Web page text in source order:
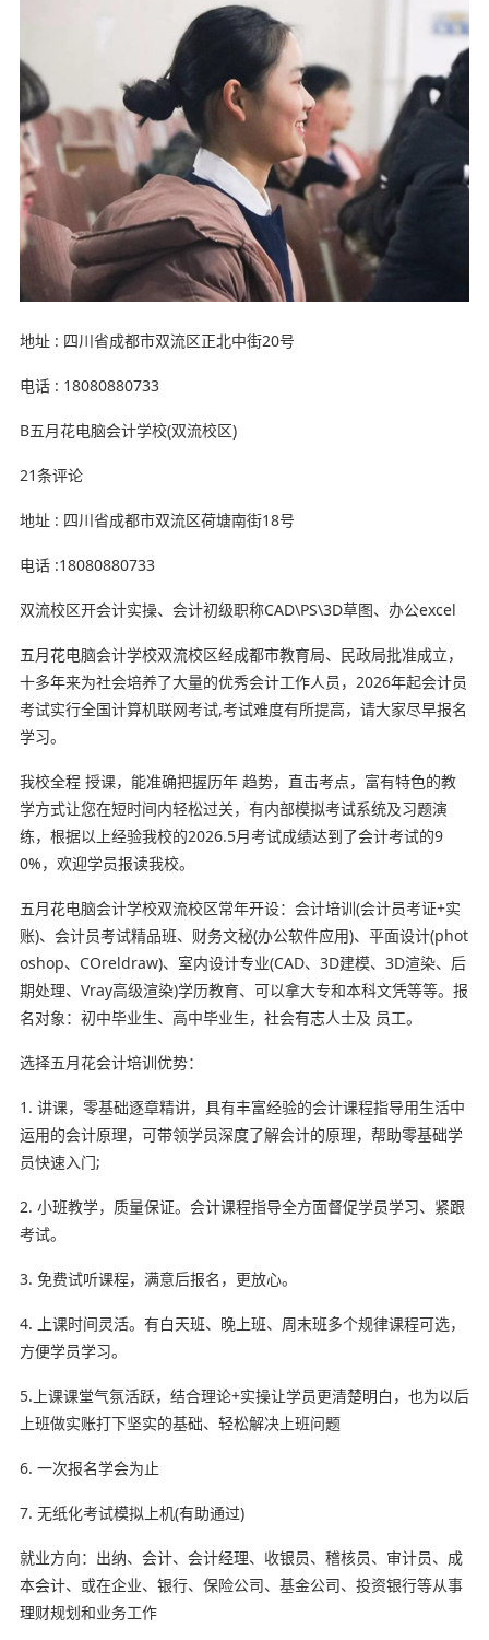
地址 : 四川省成都市双流区正北中街20号
电话 : 18080880733
B五月花电脑会计学校(双流校区)
21条评论
地址 : 四川省成都市双流区荷塘南街18号
电话 :18080880733
双流校区开会计实操、会计初级职称CAD\PS\3D草图、办公excel
五月花电脑会计学校双流校区经成都市教育局、民政局批准成立，
十多年来为社会培养了大量的优秀会计工作人员，2026年起会计员
考试实行全国计算机联网考试,考试难度有所提高，请大家尽早报名
学习。
我校全程 授课，能准确把握历年 趋势，直击考点，富有特色的教
学方式让您在短时间内轻松过关，有内部模拟考试系统及习题演
练，根据以上经验我校的2026.5月考试成绩达到了会计考试的9
0%，欢迎学员报读我校。
五月花电脑会计学校双流校区常年开设：会计培训(会计员考证+实
账)、会计员考试精品班、财务文秘(办公软件应用)、平面设计(phot
oshop、COreldraw)、室内设计专业(CAD、3D建模、3D渲染、后
期处理、Vray高级渲染)学历教育、可以拿大专和本科文凭等等。报
名对象：初中毕业生、高中毕业生，社会有志人士及 员工。
选择五月花会计培训优势：
1. 讲课，零基础逐章精讲，具有丰富经验的会计课程指导用生活中
运用的会计原理，可带领学员深度了解会计的原理，帮助零基础学
员快速入门;
2. 小班教学，质量保证。会计课程指导全方面督促学员学习、紧跟
考试。
3. 免费试听课程，满意后报名，更放心。
4. 上课时间灵活。有白天班、晚上班、周末班多个规律课程可选，
方便学员学习。
5.上课课堂气氛活跃，结合理论+实操让学员更清楚明白，也为以后
上班做实账打下坚实的基础、轻松解决上班问题
6. 一次报名学会为止
7. 无纸化考试模拟上机(有助通过)
就业方向：出纳、会计、会计经理、收银员、稽核员、审计员、成
本会计、或在企业、银行、保险公司、基金公司、投资银行等从事
理财规划和业务工作